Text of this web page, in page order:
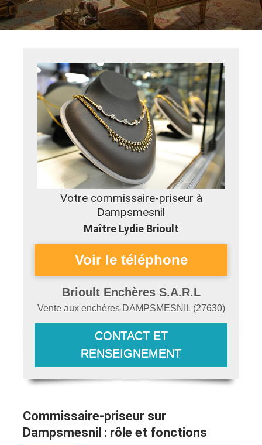
Votre commissaire-priseur à
Dampsmesnil
Maître Lydie Brioult
Brioult Enchères S.A.R.L
Vente aux enchères DAMPSMESNIL(27630)
CONTACT ET
RENSEIGNEMENT
Commissaire-priseur sur
Dampsmesnil : rôle et fonctions